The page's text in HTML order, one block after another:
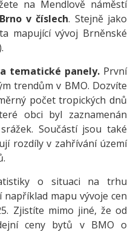
na Mendlově náměstí
Brno v číslech. Stejně jako
mapující vývoj Brněnské
tematické panely.První
trendům v BMO. Dozvíte
počet tropických dnů
obci byl zaznamenán
Součástí jsou také
rozdíly v zahřívání území
o situaci na trhu
mapu vývoje cen
Zjistíte mimo jiné, že od
ceny bytů v BMO o